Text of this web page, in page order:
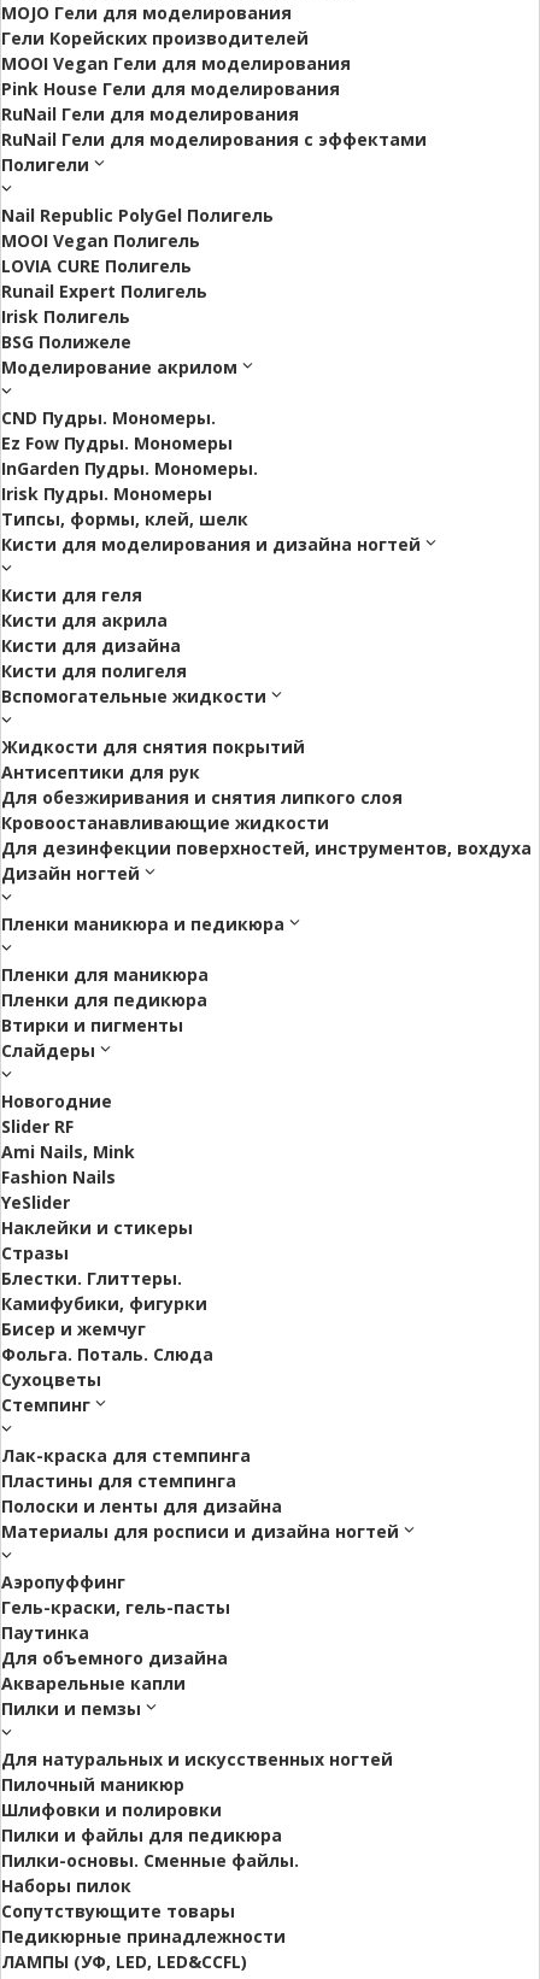
MOJO Гели для моделирования
Гели Корейских производителей
MOOI Vegan Гели для моделирования
Pink House Гели для моделирования
RuNail Гели для моделирования
RuNail Гели для моделирования с эффектами
Полигели
Nail Republic PolyGel Полигель
MOOI Vegan Полигель
LOVIA CURE Полигель
Runail Expert Полигель
Irisk Полигель
BSG Полижеле
Моделирование акрилом
CND Пудры. Мономеры.
Ez Fow Пудры. Мономеры
InGarden Пудры. Мономеры.
Irisk Пудры. Мономеры
Типсы, формы, клей, шелк
Кисти для моделирования и дизайна ногтей
Кисти для геля
Кисти для акрила
Кисти для дизайна
Кисти для полигеля
Вспомогательные жидкости
Жидкости для снятия покрытий
Антисептики для рук
Для обезжиривания и снятия липкого слоя
Кровоостанавливающие жидкости
Для дезинфекции поверхностей, инструментов, вохдуха
Дизайн ногтей
Пленки маникюра и педикюра
Пленки для маникюра
Пленки для педикюра
Втирки и пигменты
Слайдеры
Новогодние
Slider RF
Ami Nails, Mink
Fashion Nails
YeSlider
Наклейки и стикеры
Стразы
Блестки. Глиттеры.
Камифубики, фигурки
Бисер и жемчуг
Фольга. Поталь. Слюда
Сухоцветы
Стемпинг
Лак-краска для стемпинга
Пластины для стемпинга
Полоски и ленты для дизайна
Материалы для росписи и дизайна ногтей
Аэропуффинг
Гель-краски, гель-пасты
Паутинка
Для объемного дизайна
Акварельные капли
Пилки и пемзы
Для натуральных и искусственных ногтей
Пилочный маникюр
Шлифовки и полировки
Пилки и файлы для педикюра
Пилки-основы. Сменные файлы.
Наборы пилок
Сопутствующите товары
Педикюрные принадлежности
ЛАМПЫ (УФ, LED, LED&CCFL)